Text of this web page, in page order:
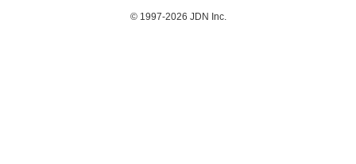
© 1997-2026 JDN Inc.